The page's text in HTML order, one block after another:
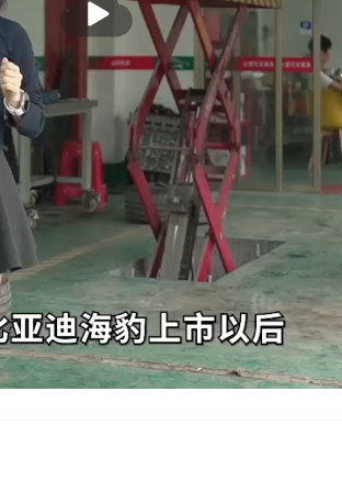
放
3是一样的，真的吗？我们升起来看
14